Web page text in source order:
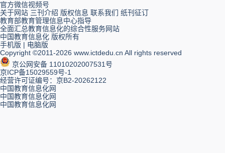
官方微信视频号
关于网站 三刊介绍 版权信息 联系我们 纸刊征订
教育部教育管理信息中心指导
全面汇总教育信息化的综合性服务网站
中国教育信息化 版权所有
手机版 | 电脑版
Copyright ©2011-2026 www.ictdedu.cn All rights reserved
京公网安备 11010202007531号
京ICP备15029559号-1
经营许可证编号：京B2-20262122
中国教育信息化网
中国教育信息化网
中国教育信息化网